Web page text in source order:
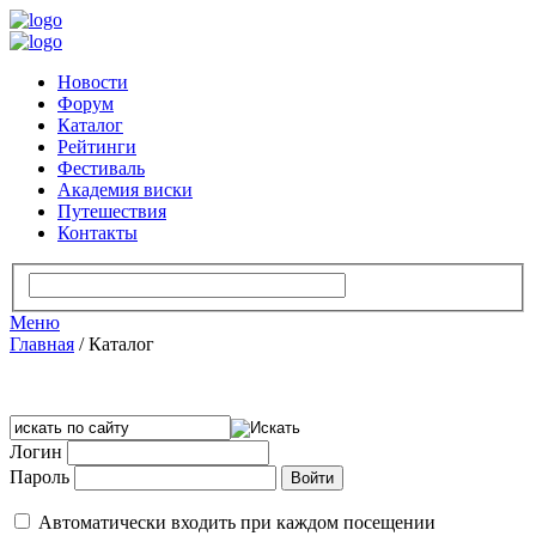
Новости
Форум
Каталог
Рейтинги
Фестиваль
Академия виски
Путешествия
Контакты
Меню
Главная /Каталог
Логин
Пароль
Автоматически входить при каждом посещении